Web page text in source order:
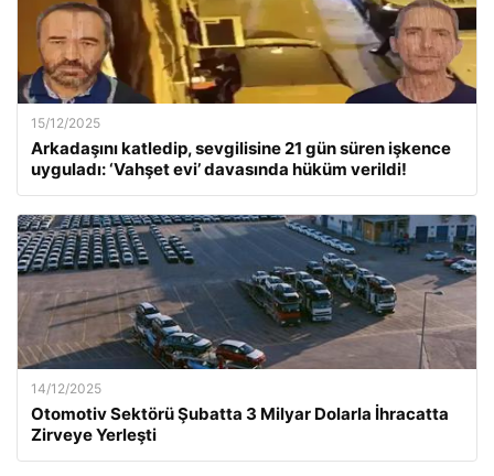
15/12/2025
Arkadaşını katledip, sevgilisine 21 gün süren işkence
uyguladı: ‘Vahşet evi’ davasında hüküm verildi!
14/12/2025
Otomotiv Sektörü Şubatta 3 Milyar Dolarla İhracatta
Zirveye Yerleşti